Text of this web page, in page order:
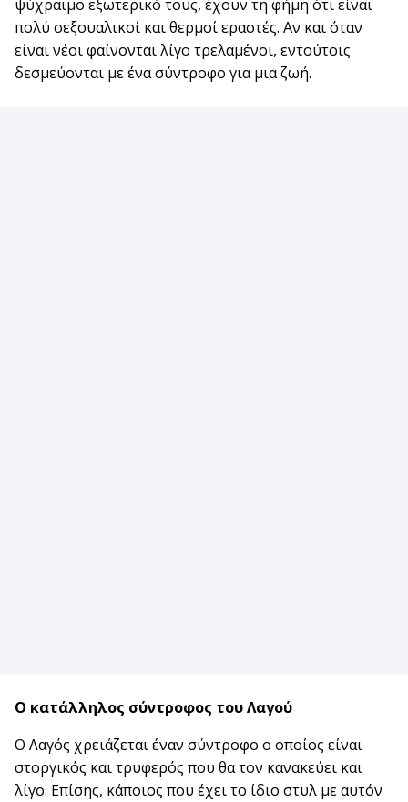
ψύχραιμο εξωτερικό τους, έχουν τη φήμη ότι είναι
πολύ σεξουαλικοί και θερμοί εραστές. Αν και όταν
είναι νέοι φαίνονται λίγο τρελαμένοι, εντούτοις
δεσμεύονται με ένα σύντροφο για μια ζωή.
Ο κατάλληλος σύντροφος του Λαγού
Ο Λαγός χρειάζεται έναν σύντροφο ο οποίος είναι
στοργικός και τρυφερός που θα τον κανακεύει και
λίγο. Επίσης, κάποιος που έχει το ίδιο στυλ με αυτόν